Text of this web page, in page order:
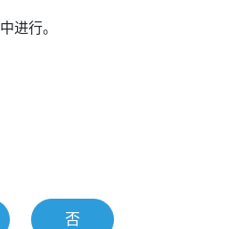
中进行。
否